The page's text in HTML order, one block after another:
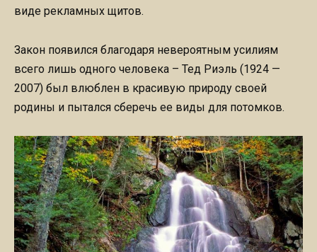
виде рекламных щитов.
Закон появился благодаря невероятным усилиям
всего лишь одного человека – Тед Риэль (1924 —
2007) был влюблен в красивую природу своей
родины и пытался сберечь ее виды для потомков.